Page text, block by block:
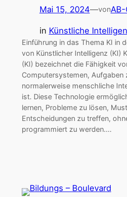
Mai 15, 2024—vonAB-
in Künstliche
Einführung in das Thema KI in
von Künstlicher Intelligenz (KI)
(KI) bezeichnet die Fähigkeit
Computersystemen, Aufgaben
normalerweise menschliche
ist. Diese Technologie
lernen, Probleme zu lösen,
Entscheidungen zu treffen,
programmiert zu werden.…